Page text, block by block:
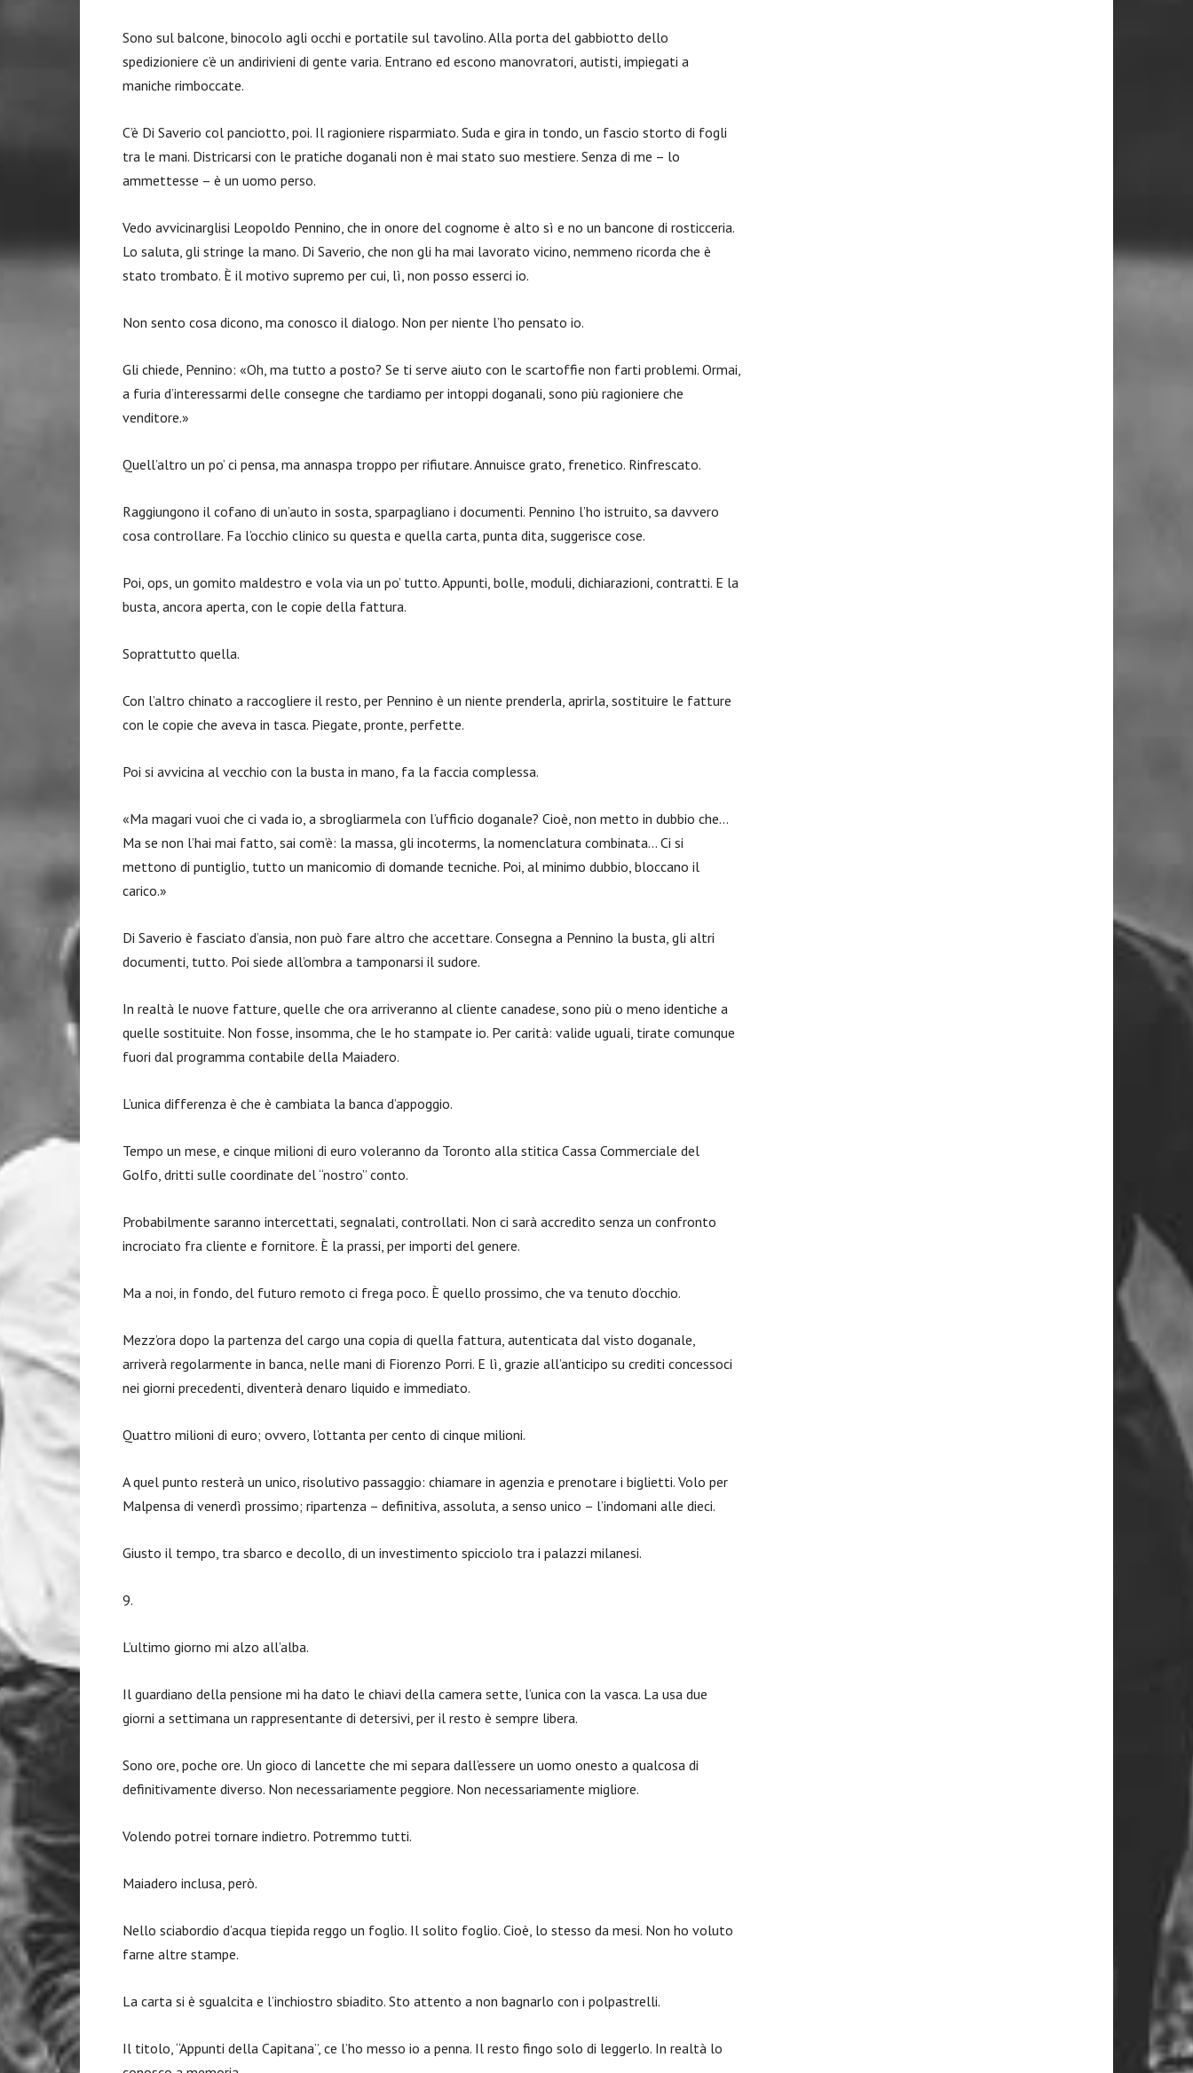
Sono sul balcone, binocolo agli occhi e portatile sul tavolino. Alla porta del gabbiotto dello
spedizioniere c’è un andirivieni di gente varia. Entrano ed escono manovratori, autisti, impiegati a
maniche rimboccate.
C’è Di Saverio col panciotto, poi. Il ragioniere risparmiato. Suda e gira in tondo, un fascio storto di fogli
tra le mani. Districarsi con le pratiche doganali non è mai stato suo mestiere. Senza di me – lo
ammettesse – è un uomo perso.
Vedo avvicinarglisi Leopoldo Pennino, che in onore del cognome è alto sì e no un bancone di rosticceria.
Lo saluta, gli stringe la mano. Di Saverio, che non gli ha mai lavorato vicino, nemmeno ricorda che è
stato trombato. È il motivo supremo per cui, lì, non posso esserci io.
Non sento cosa dicono, ma conosco il dialogo. Non per niente l’ho pensato io.
Gli chiede, Pennino: «Oh, ma tutto a posto? Se ti serve aiuto con le scartoffie non farti problemi. Ormai,
a furia d’interessarmi delle consegne che tardiamo per intoppi doganali, sono più ragioniere che
venditore.»
Quell’altro un po’ ci pensa, ma annaspa troppo per rifiutare. Annuisce grato, frenetico. Rinfrescato.
Raggiungono il cofano di un’auto in sosta, sparpagliano i documenti. Pennino l’ho istruito, sa davvero
cosa controllare. Fa l’occhio clinico su questa e quella carta, punta dita, suggerisce cose.
Poi, ops, un gomito maldestro e vola via un po’ tutto. Appunti, bolle, moduli, dichiarazioni, contratti. E la
busta, ancora aperta, con le copie della fattura.
Soprattutto quella.
Con l’altro chinato a raccogliere il resto, per Pennino è un niente prenderla, aprirla, sostituire le fatture
con le copie che aveva in tasca. Piegate, pronte, perfette.
Poi si avvicina al vecchio con la busta in mano, fa la faccia complessa.
«Ma magari vuoi che ci vada io, a sbrogliarmela con l’ufficio doganale? Cioè, non metto in dubbio che…
Ma se non l’hai mai fatto, sai com’è: la massa, gli incoterms, la nomenclatura combinata… Ci si
mettono di puntiglio, tutto un manicomio di domande tecniche. Poi, al minimo dubbio, bloccano il
carico.»
Di Saverio è fasciato d’ansia, non può fare altro che accettare. Consegna a Pennino la busta, gli altri
documenti, tutto. Poi siede all’ombra a tamponarsi il sudore.
In realtà le nuove fatture, quelle che ora arriveranno al cliente canadese, sono più o meno identiche a
quelle sostituite. Non fosse, insomma, che le ho stampate io. Per carità: valide uguali, tirate comunque
fuori dal programma contabile della Maiadero.
L’unica differenza è che è cambiata la banca d’appoggio.
Tempo un mese, e cinque milioni di euro voleranno da Toronto alla stitica Cassa Commerciale del
Golfo, dritti sulle coordinate del “nostro” conto.
Probabilmente saranno intercettati, segnalati, controllati. Non ci sarà accredito senza un confronto
incrociato fra cliente e fornitore. È la prassi, per importi del genere.
Ma a noi, in fondo, del futuro remoto ci frega poco. È quello prossimo, che va tenuto d’occhio.
Mezz’ora dopo la partenza del cargo una copia di quella fattura, autenticata dal visto doganale,
arriverà regolarmente in banca, nelle mani di Fiorenzo Porri. E lì, grazie all’anticipo su crediti concessoci
nei giorni precedenti, diventerà denaro liquido e immediato.
Quattro milioni di euro; ovvero, l’ottanta per cento di cinque milioni.
A quel punto resterà un unico, risolutivo passaggio: chiamare in agenzia e prenotare i biglietti. Volo per
Malpensa di venerdì prossimo; ripartenza – definitiva, assoluta, a senso unico – l’indomani alle dieci.
Giusto il tempo, tra sbarco e decollo, di un investimento spicciolo tra i palazzi milanesi.
9.
L’ultimo giorno mi alzo all’alba.
Il guardiano della pensione mi ha dato le chiavi della camera sette, l’unica con la vasca. La usa due
giorni a settimana un rappresentante di detersivi, per il resto è sempre libera.
Sono ore, poche ore. Un gioco di lancette che mi separa dall’essere un uomo onesto a qualcosa di
definitivamente diverso. Non necessariamente peggiore. Non necessariamente migliore.
Volendo potrei tornare indietro. Potremmo tutti.
Maiadero inclusa, però.
Nello sciabordio d’acqua tiepida reggo un foglio. Il solito foglio. Cioè, lo stesso da mesi. Non ho voluto
farne altre stampe.
La carta si è sgualcita e l’inchiostro sbiadito. Sto attento a non bagnarlo con i polpastrelli.
Il titolo, “Appunti della Capitana”, ce l’ho messo io a penna. Il resto fingo solo di leggerlo. In realtà lo